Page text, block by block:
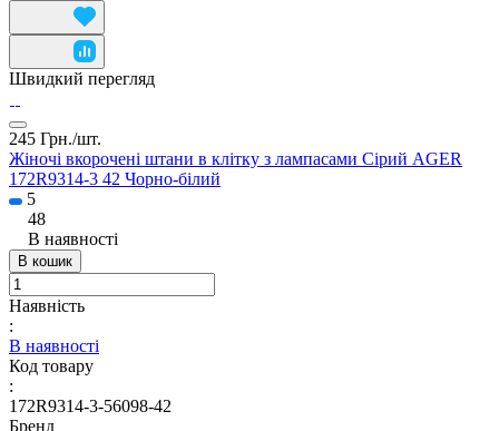
Швидкий перегляд
245 Грн./шт.
Жіночі вкорочені штани в клітку з лампасами Сірий AGER
172R9314-3 42 Чорно-білий
5
48
В наявності
В кошик
Наявність
:
В наявності
Код товару
:
172R9314-3-56098-42
Бренд